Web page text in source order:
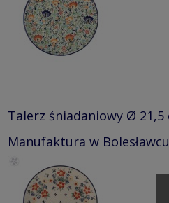
Talerz śniadaniowy Ø 21,5
Manufaktura w Bolesławcu